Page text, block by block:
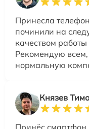
Принесла
починили на
качеством
Рекомендую
нормальную
Князев